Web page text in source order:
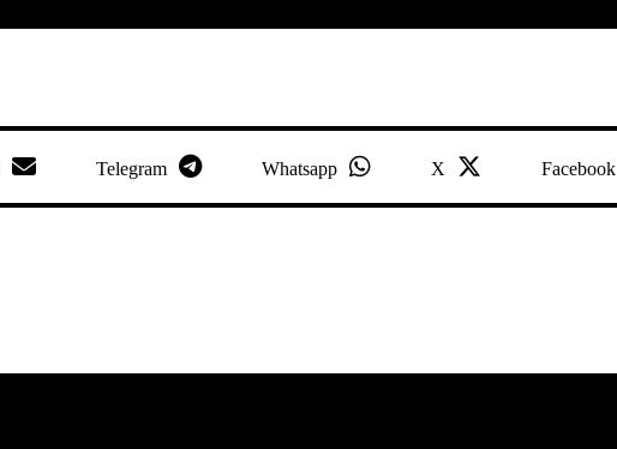
Facebook
X
Whatsapp
Telegram